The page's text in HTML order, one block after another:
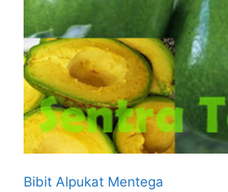
Bibit Alpukat Mentega